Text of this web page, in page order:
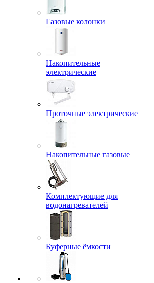
Газовые колонки
Накопительные
электрические
Проточные электрические
Накопительные газовые
Комплектующие для
водонагревателей
Буферные ёмкости